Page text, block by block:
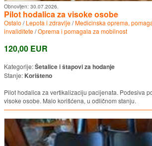
Obnovljen: 30.07.2026.
Pilot hodalica za visoke osobe
Ostalo /Lepota i zdravlje/Medicinska oprema,
invaliditete/Oprema i pomagala za mobilnost
120,00 EUR
Kategorije:Šetalice i štapovi za hodanje
Stanje: Korišteno
Pilot hodalica za vertikalizaciju pacijenata. Podesiva
visoke osobe. Malo korišćena, u odličnom stanju.